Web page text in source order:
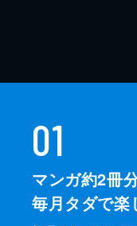
01
マンガ約2冊
毎月タダで楽